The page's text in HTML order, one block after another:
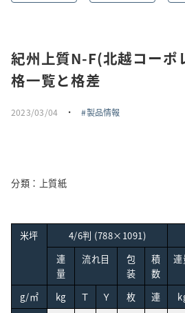
トピックス
お問い合わせ・エントリー
紀州上質N-F(北越コーポ
格一覧と格差
2023/03/04 ・ 製品情報
分類：上質紙
米坪 4/6判 (788×1091)
連
量
流れ目
包
装
積
数
連
g/㎡ kg Ｔ Ｙ 枚 連